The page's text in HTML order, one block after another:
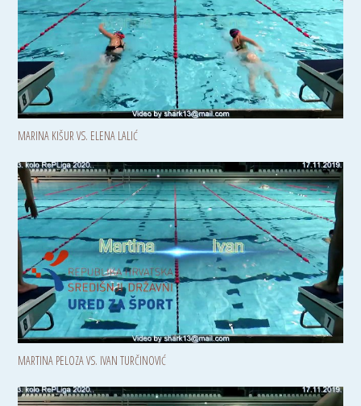
MARINA KIŠUR VS. ELENA LALIĆ
MARTINA PELOZA VS. IVAN TURČINOVIĆ